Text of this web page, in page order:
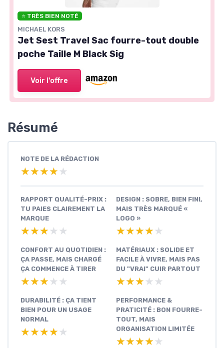
⭐ TRÈS BIEN NOTÉ
MICHAEL KORS
Jet Sest Travel Sac fourre-tout double
poche Taille M Black Sig
Voir l'offre
Résumé
NOTE DE LA RÉDACTION
★★★★★
★★★★★
RAPPORT QUALITÉ-PRIX :
TU PAIES CLAIREMENT LA
MARQUE
★★★★★
★★★★★
DESIGN : SOBRE, BIEN FINI,
MAIS TRÈS MARQUÉ «
LOGO »
★★★★★
★★★★★
CONFORT AU QUOTIDIEN :
ÇA PASSE, MAIS CHARGÉ
ÇA COMMENCE À TIRER
★★★★★
★★★★★
MATÉRIAUX : SOLIDE ET
FACILE À VIVRE, MAIS PAS
DU "VRAI" CUIR PARTOUT
★★★★★
★★★★★
DURABILITÉ : ÇA TIENT
BIEN POUR UN USAGE
NORMAL
★★★★★
★★★★★
PERFORMANCE &
PRATICITÉ : BON FOURRE-
TOUT, MAIS
ORGANISATION LIMITÉE
★★★★★
★★★★★